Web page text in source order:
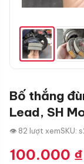
Bố thắng
Lead, SH
👁 82 lượt xemSKU:
100.000 ₫